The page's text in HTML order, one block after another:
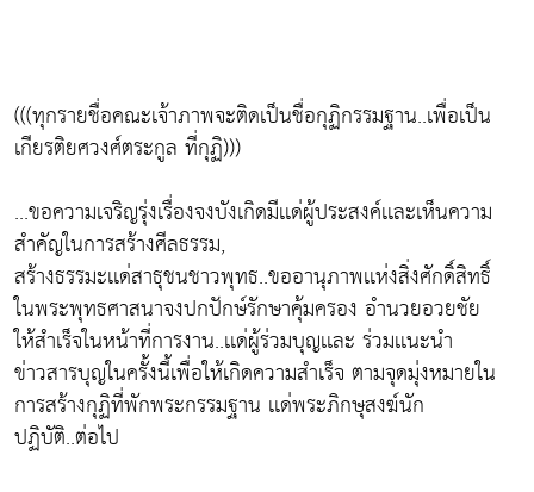
(((ทุกรายชื่อคณะเจ้าภาพจะติดเป็นชื่อกุฏิกรรมฐาน..เพื่อเป็น
เกียรติยศวงศ์ตระกูล ที่กุฏิ)))
...ขอความเจริญรุ่งเรื่องจงบังเกิดมีเเด่ผู้ประสงค์เเละเห็นความ
สำคัญในการสร้างศีลธรรม,
สร้างธรรมะเเด่สาธุชนชาวพุทธ..ขออานุภาพเเห่งสิ่งศักดิ์สิทธิ์
ในพระพุทธศาสนาจงปกปักษ์รักษาคุ้มครอง อำนวยอวยชัย
ให้สำเร็จในหน้าที่การงาน..เเด่ผู้ร่วมบุญเเละ ร่วมเเนะนำ
ข่าวสารบุญในครั้งนี้เพื่อให้เกิดความสำเร็จ ตามจุดมุ่งหมายใน
การสร้างกุฏิที่พักพระกรรมฐาน เเด่พระภิกษุสงฆ์นัก
ปฏิบัติ..ต่อไป